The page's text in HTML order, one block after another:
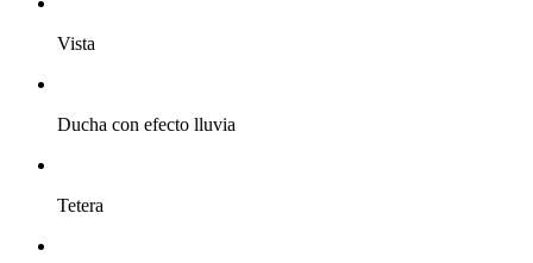
Vista
Ducha con efecto lluvia
Tetera